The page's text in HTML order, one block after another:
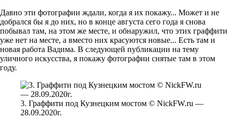
Давно эти фотографии ждали, когда я их покажу... Может и не
добрался бы я до них, но в конце августа сего года я снова
побывал там, на этом же месте, и обнаружил, что этих граффити
уже нет на месте, а вместо них красуются новые... Есть там и
новая работа Вадима. В следующей публикации на тему
уличного искусства, я покажу фотографии снятые там в этом
году.
3. Граффити под Кузнецким мостом © NickFW.ru —
28.09.2020г.